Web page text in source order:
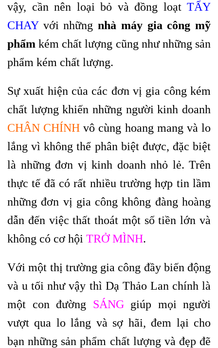
vậy, cần nên loại bỏ và đồng loạt TẨY
CHAYvới nhữngnhà máy gia công mỹ
phẩm kém chất lượng cũng như những sản
phẩm kém chất lượng.
Sự xuất hiện của các đơn vị gia công kém
chất lượng khiến những người kinh doanh
CHÂN CHÍNH vô cùng hoang mang và lo
lắng vì không thể phân biệt được, đặc biệt
là những đơn vị kinh doanh nhỏ lẻ. Trên
thực tế đã có rất nhiều trường hợp tin lầm
những đơn vị gia công không đàng hoàng
dẫn đến việc thất thoát một số tiền lớn và
không có cơ hội TRỞ MÌNH.
Với một thị trường gia công đầy biến động
và u tối như vậy thì Dạ Thảo Lan chính là
một con đường SÁNGgiúp mọi người
vượt qua lo lắng và sợ hãi, đem lại cho
bạn những sản phẩm chất lượng và đẹp đẽ